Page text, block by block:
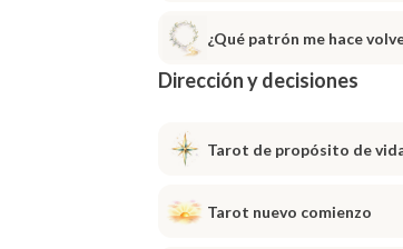
¿Qué patrón me hace
Dirección y decisiones
Tarot de propósito de
Tarot nuevo comienzo